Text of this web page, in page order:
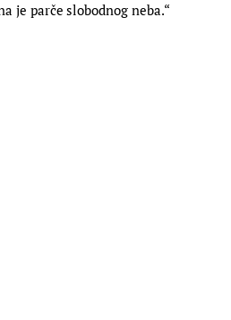
je parče slobodnog neba.“